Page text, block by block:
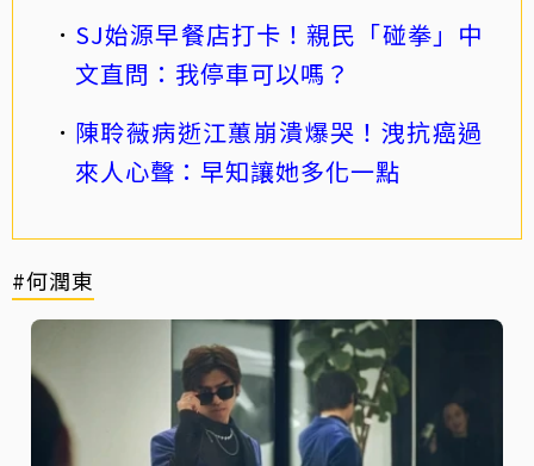
SJ始源早餐店打卡！親民「碰拳」中
文直問：我停車可以嗎？
陳聆薇病逝江蕙崩潰爆哭！洩抗癌過
來人心聲：早知讓她多化一點
#何潤東